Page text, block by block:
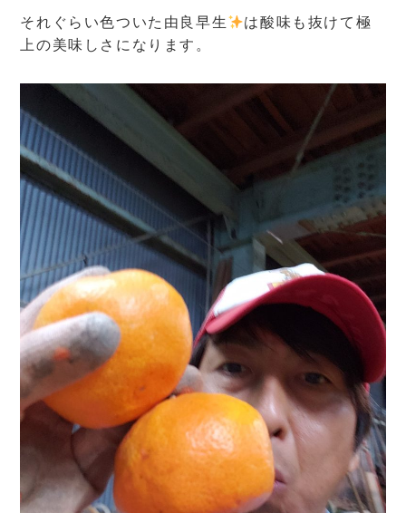
それぐらい色ついた由良早生
は酸味も抜けて極
上の美味しさになります。